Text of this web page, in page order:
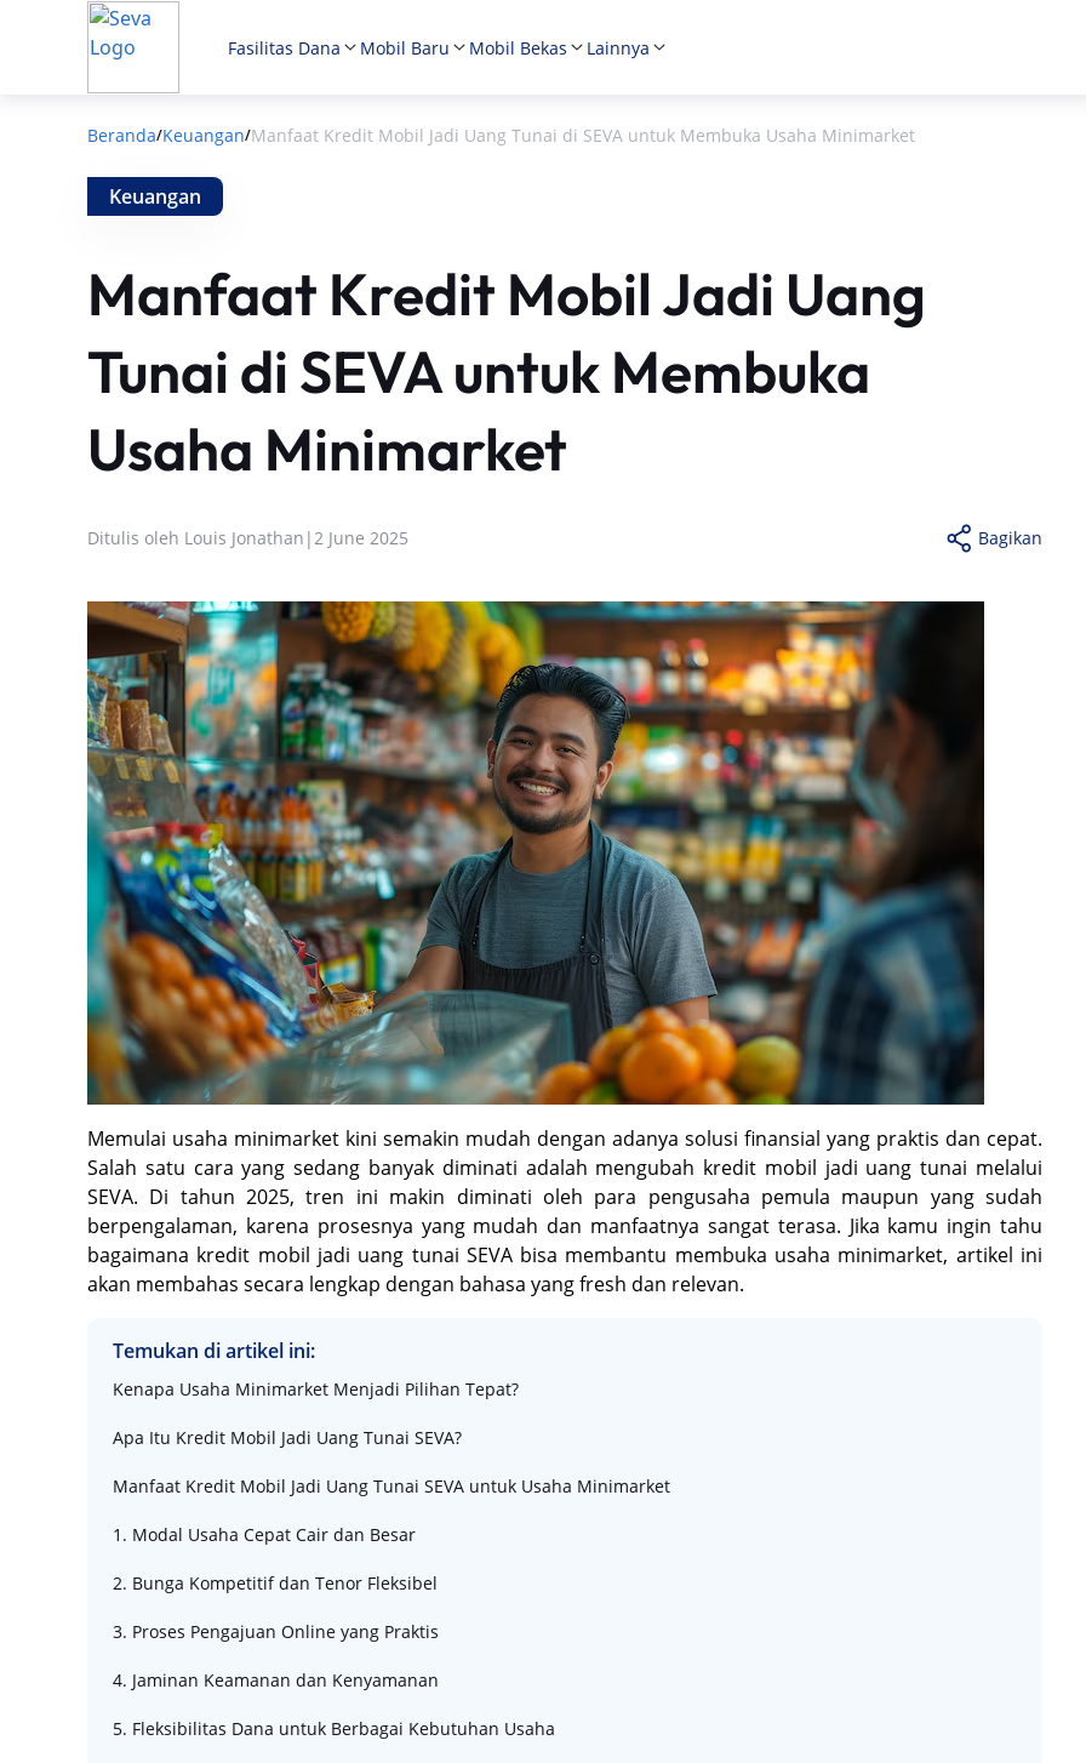
Fasilitas Dana Mobil Baru Mobil Bekas Lainnya
Beranda/Keuangan/Manfaat Kredit Mobil Jadi Uang Tunai di SEVA untuk Membuka Usaha Minimarket
Keuangan
Manfaat Kredit Mobil Jadi Uang
Tunai di SEVA untuk Membuka
Usaha Minimarket
Ditulis oleh Louis Jonathan |2 June 2025 Bagikan
Memulai usaha minimarket kini semakin mudah dengan adanya solusi finansial yang praktis dan cepat.
Salah satu cara yang sedang banyak diminati adalah mengubah kredit mobil jadi uang tunai melalui
SEVA. Di tahun 2025, tren ini makin diminati oleh para pengusaha pemula maupun yang sudah
berpengalaman, karena prosesnya yang mudah dan manfaatnya sangat terasa. Jika kamu ingin tahu
bagaimana kredit mobil jadi uang tunai SEVA bisa membantu membuka usaha minimarket, artikel ini
akan membahas secara lengkap dengan bahasa yang fresh dan relevan.
Temukan di artikel ini:
Kenapa Usaha Minimarket Menjadi Pilihan Tepat?
Apa Itu Kredit Mobil Jadi Uang Tunai SEVA?
Manfaat Kredit Mobil Jadi Uang Tunai SEVA untuk Usaha Minimarket
1. Modal Usaha Cepat Cair dan Besar
2. Bunga Kompetitif dan Tenor Fleksibel
3. Proses Pengajuan Online yang Praktis
4. Jaminan Keamanan dan Kenyamanan
5. Fleksibilitas Dana untuk Berbagai Kebutuhan Usaha